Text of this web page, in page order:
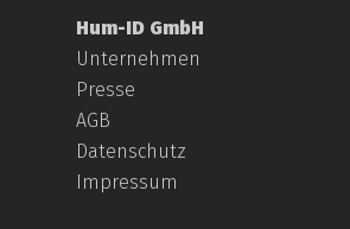
Hum-ID GmbH
Unternehmen
Presse
AGB
Datenschutz
Impressum